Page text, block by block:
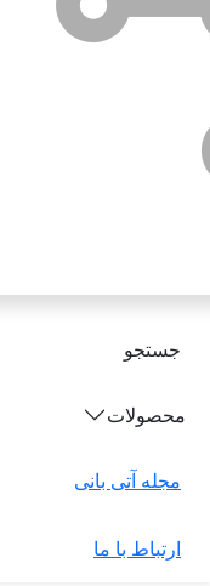
جستجو
محصولات
مجله آتی بانی
ارتباط با ما